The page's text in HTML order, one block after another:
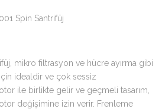
Spin Santrifüj
mikro filtrasyon ve hücre ayırma gibi
idealdir ve çok sessiz
ile birlikte gelir ve geçmeli tasarım,
değişimine izin verir. Frenleme